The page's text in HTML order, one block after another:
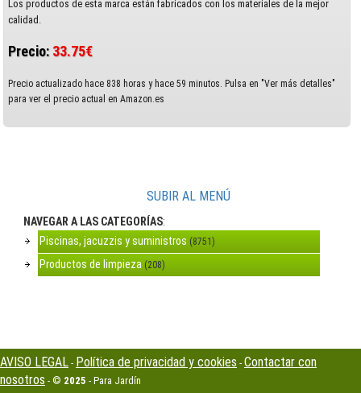
Los productos de esta marca están fabricados con los materiales de la mejor
calidad.
Precio: 33.75€
Precio actualizado hace 838 horas y hace 59 minutos. Pulsa en "Ver más detalles"
para ver el precio actual en Amazon.es
SUBIR AL MENÚ
NAVEGAR A LAS CATEGORÍAS:
Piscinas, jacuzzis y suministros (8751)
Productos de limpieza (208)
AVISO LEGAL - Política de privacidad y cookies - Contactar con
nosotros - © 2025 - Para Jardín